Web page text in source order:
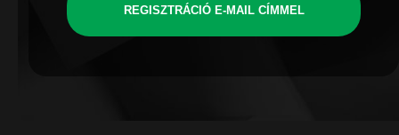
REGISZTRÁCIÓ E-MAIL CÍMMEL